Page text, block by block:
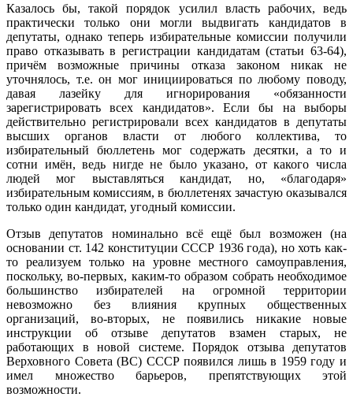
Казалось бы, такой порядок усилил власть рабочих, ведь
практически только они могли выдвигать кандидатов в
депутаты, однако теперь избирательные комиссии получили
право отказывать в регистрации кандидатам (статьи 63-64),
причём возможные причины отказа законом никак не
уточнялось, т.е. он мог инициироваться по любому поводу,
давая лазейку для игнорирования «обязанности
зарегистрировать всех кандидатов». Если бы на выборы
действительно регистрировали всех кандидатов в депутаты
высших органов власти от любого коллектива, то
избирательный бюллетень мог содержать десятки, а то и
сотни имён, ведь нигде не было указано, от какого числа
людей мог выставляться кандидат, но, «благодаря»
избирательным комиссиям, в бюллетенях зачастую оказывался
только один кандидат, угодный комиссии.
Отзыв депутатов номинально всё ещё был возможен (на
основании ст. 142 конституции СССР 1936 года), но хоть как-
то реализуем только на уровне местного самоуправления,
поскольку, во-первых, каким-то образом собрать необходимое
большинство избирателей на огромной территории
невозможно без влияния крупных общественных
организаций, во-вторых, не появились никакие новые
инструкции об отзыве депутатов взамен старых, не
работающих в новой системе. Порядок отзыва депутатов
Верховного Совета (ВС) СССР появился лишь в 1959 году и
имел множество барьеров, препятствующих этой
возможности.